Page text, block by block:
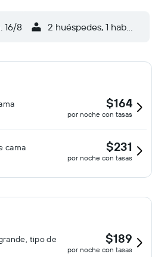
16/8 2 huéspedes, 1
$164
por noche con tasas
cama
$231
por noche con tasas
tipo de
$189
por noche con tasas